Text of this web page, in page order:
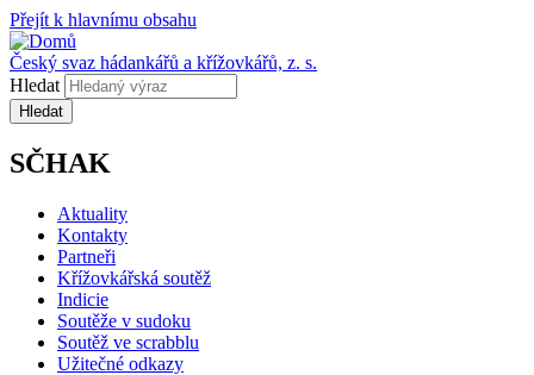
Přejít k hlavnímu obsahu
Český svaz hádankářů a křížovkářů, z. s.
Hledat
SČHAK
Aktuality
Kontakty
Partneři
Křížovkářská soutěž
Indicie
Soutěže v sudoku
Soutěž ve scrabblu
Užitečné odkazy